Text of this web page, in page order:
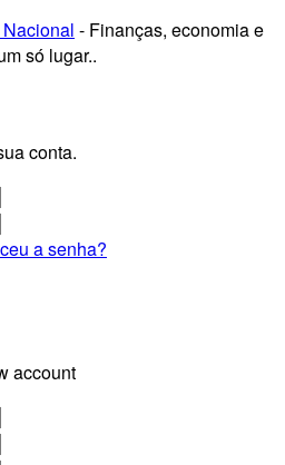
- Finanças, economia e
só lugar..
conta.
a senha?
account